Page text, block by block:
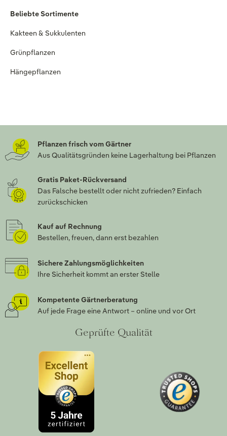
Beliebte Sortimente
Kakteen & Sukkulenten
Grünpflanzen
Hängepflanzen
Pflanzen frisch vom Gärtner
Aus Qualitätsgründen keine Lagerhaltung bei Pflanzen
Gratis Paket-Rückversand
Das Falsche bestellt oder nicht zufrieden? Einfach
zurückschicken
Kauf auf Rechnung
Bestellen, freuen, dann erst bezahlen
Sichere Zahlungsmöglichkeiten
Ihre Sicherheit kommt an erster Stelle
Kompetente Gärtnerberatung
Auf jede Frage eine Antwort – online und vor Ort
Geprüfte Qualität